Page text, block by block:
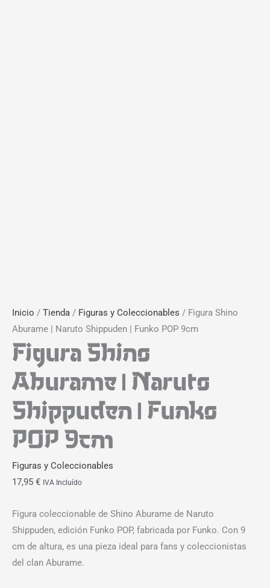
Inicio / Tienda / Figuras y Coleccionables / Figura Shino
Aburame | Naruto Shippuden | Funko POP 9cm
Figura Shino
Aburame | Naruto
Shippuden | Funko
POP 9cm
Figuras y Coleccionables
17,95 € IVA Incluído
Figura coleccionable de Shino Aburame de Naruto
Shippuden, edición Funko POP, fabricada por Funko. Con 9
cm de altura, es una pieza ideal para fans y coleccionistas
del clan Aburame.